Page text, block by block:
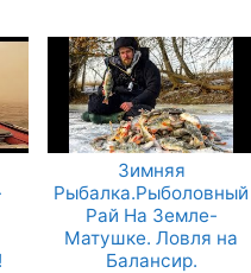
Зимняя
Рыбалка.Рыболовный
Рай На Земле-
Матушке. Ловля на
Балансир.